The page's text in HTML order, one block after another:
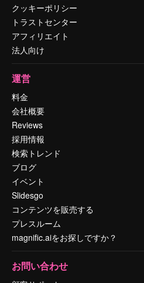
クッキーポリシー
トラストセンター
アフィリエイト
法人向け
運営
料金
会社概要
Reviews
採用情報
検索トレンド
ブログ
イベント
Slidesgo
コンテンツを販売する
プレスルーム
magnific.aiをお探しですか？
お問い合わせ